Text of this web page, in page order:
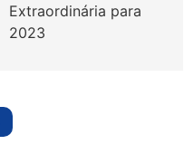
Extraordinária para
2023